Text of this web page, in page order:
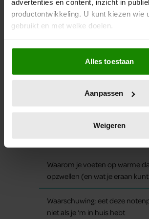
advertenties en content, inzicht in
productontwikkeling. U kunt kiezen wie
gebruikt en met welke doelen.
Als u het toestaat, willen we ook graag:
Informatie verzamelen over uw
locatie, die tot een paar meter
scannen op specifieke
verwerkt en stel uw voorkeuren in het
intrekken in de Cookieverklaring.
We gebruiken cookies om content en
personaliseren, om functies voor social
informatie over uw gebruik van onze site
partners voor social media, adverteren
Alles toestaan
Aanpassen
Weigeren
(spoiler: het ligt niet aan je
Waarom je voeten op warme
opzwellen (en wat je eraan
Waarschuwing: eet deze
niet als je ‘m in huis hebt